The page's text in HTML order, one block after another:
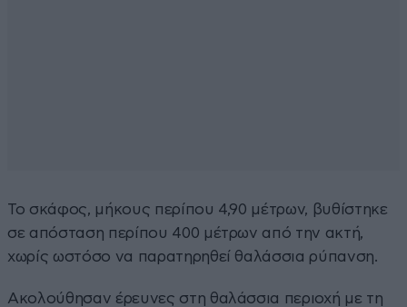
Το σκάφος, μήκους περίπου 4,90 μέτρων, βυθίστηκε
σε απόσταση περίπου 400 μέτρων από την ακτή,
χωρίς ωστόσο να παρατηρηθεί θαλάσσια ρύπανση.
Ακολούθησαν έρευνες στη θαλάσσια περιοχή με τη